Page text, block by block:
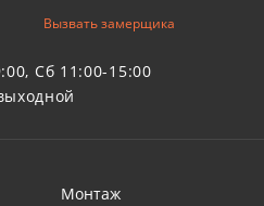
Вызвать замерщика
Сб 11:00-15:00
Монтаж